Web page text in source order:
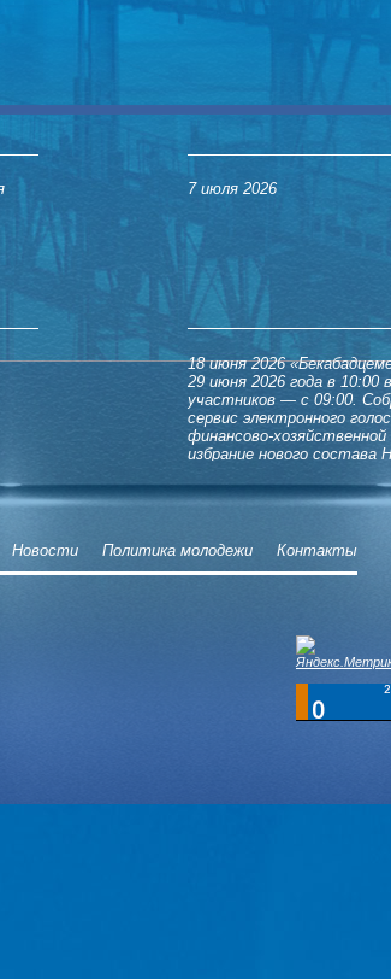
7 июля 2026
18 июня 2026
29 июня 2026 года в 10:00
участников — с 09:00.
сервис электронного
финансово-
избрание нового состава
Новости Политика молодежи Контакты